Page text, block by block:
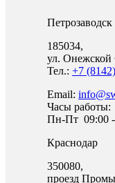
Петрозаводск
185034,
ул. Онежской
Тел.: +7 (8142)
Email:
Часы работы:
Пн-Пт 09:00 -
Краснодар
350080,
проезд